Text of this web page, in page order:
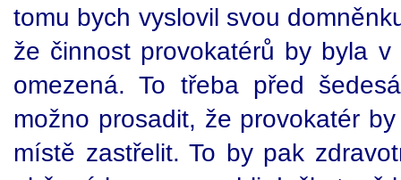
tomu bych vyslovil svou
že činnost provokatérů by byla
omezená. To třeba před
možno prosadit, že provokatér
místě zastřelit. To by pak